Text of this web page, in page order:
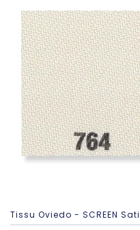
Tissu Oviedo - SCREEN